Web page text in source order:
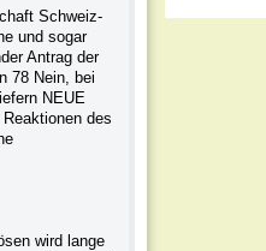
Schweiz-
und sogar
Antrag der
78 Nein, bei
NEUE
des
wird lange